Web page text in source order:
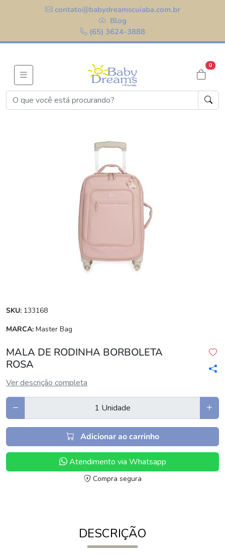
contato@babydreamscuiaba.com.br
Blog
(65) 3624-3888
0
SKU: 133168
MARCA: Master Bag
MALA DE RODINHA BORBOLETA
ROSA
Ver descrição completa
Adicionar ao carrinho
Atendimento via Whatsapp
Compra segura
DESCRIÇÃO